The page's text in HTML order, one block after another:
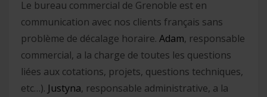
Le bureau commercial de Grenoble est en
communication avec nos clients français sans
problème de décalage horaire. Adam, responsable
commercial, a la charge de toutes les questions
liées aux cotations, projets, questions techniques,
etc…). Justyna, responsable administrative, a la